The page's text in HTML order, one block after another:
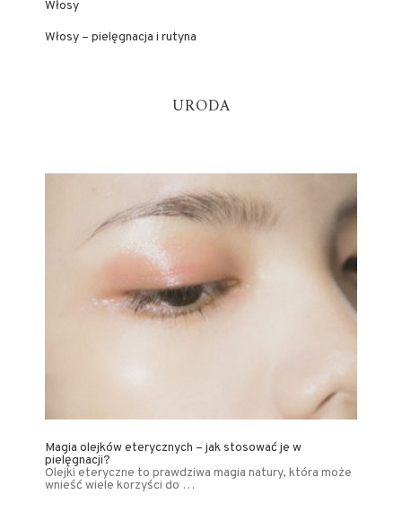
Włosy
Włosy – pielęgnacja i rutyna
URODA
Magia olejków eterycznych – jak stosować je w
pielęgnacji?
Olejki eteryczne to prawdziwa magia natury, która może
wnieść wiele korzyści do …